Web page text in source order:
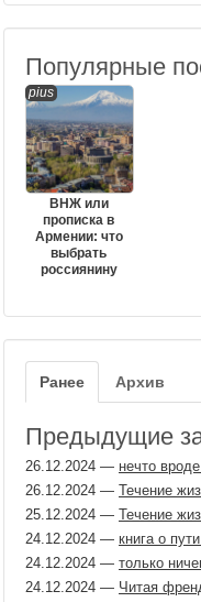
Популярные
pius
ВНЖ или
прописка в
Армении: что
выбрать
россиянину
Ранее Архив
Предыдущие
26.12.2024 — нечто
26.12.2024 — Течение
25.12.2024 — Течение
24.12.2024 — книга о
24.12.2024 — только
24.12.2024 — Читая